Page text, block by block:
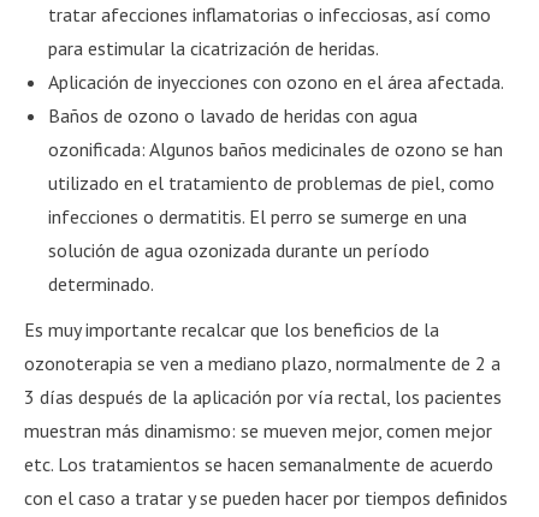
tratar afecciones inflamatorias o infecciosas, así como
para estimular la cicatrización de heridas.
Aplicación de inyecciones con ozono en el área afectada.
Baños de ozono o lavado de heridas con agua
ozonificada: Algunos baños medicinales de ozono se han
utilizado en el tratamiento de problemas de piel, como
infecciones o dermatitis. El perro se sumerge en una
solución de agua ozonizada durante un período
determinado.
Es muy importante recalcar que los beneficios de la
ozonoterapia se ven a mediano plazo, normalmente de 2 a
3 días después de la aplicación por vía rectal, los pacientes
muestran más dinamismo: se mueven mejor, comen mejor
etc. Los tratamientos se hacen semanalmente de acuerdo
con el caso a tratar y se pueden hacer por tiempos definidos